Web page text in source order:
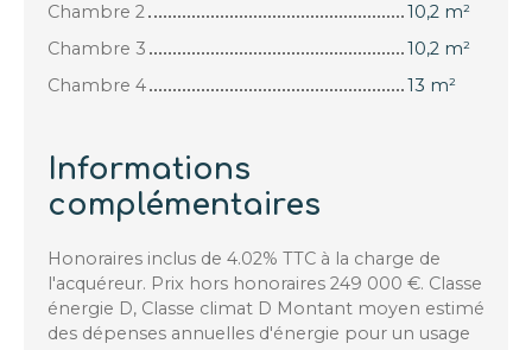
Chambre 2
10,2 m²
Chambre 3
10,2 m²
Chambre 4
13 m²
Informations
complémentaires
Honoraires inclus de 4.02% TTC à la charge de
l'acquéreur. Prix hors honoraires 249 000 €. Classe
énergie D, Classe climat D Montant moyen estimé
des dépenses annuelles d'énergie pour un usage